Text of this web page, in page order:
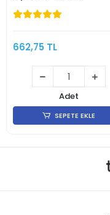
Filament Bakır
1.75mm 1kg
662,75 TL
Adet
SEPETE EKLE